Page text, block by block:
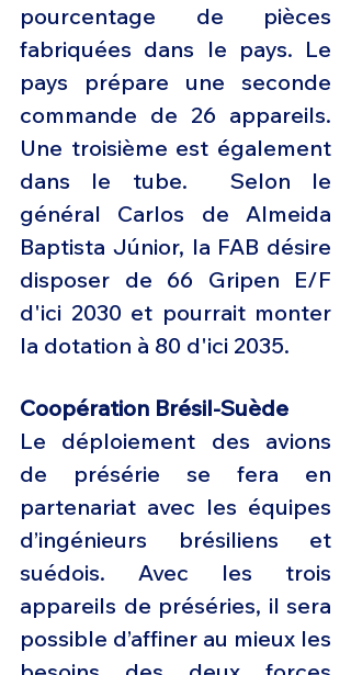
pourcentage de pièces
fabriquées dans le pays. Le
pays prépare une seconde
commande de 26 appareils.
Une troisième est également
dans le tube.  Selon le
général Carlos de Almeida
Baptista Júnior, la FAB désire
disposer de 66 Gripen E/F
d'ici 2030 et pourrait monter
la dotation à 80 d'ici 2035.
Coopération Brésil-Suède
Le déploiement des avions
de présérie se fera en
partenariat avec les équipes
d’ingénieurs brésiliens et
suédois. Avec les trois
appareils de préséries, il sera
possible d’affiner au mieux les